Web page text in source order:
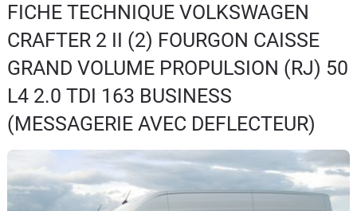
Essais
Guide
d'achat
Electriques
FICHE TECHNIQUE VOLKSWAGEN
CRAFTER 2 II (2) FOURGON CAISSE
GRAND VOLUME PROPULSION (RJ) 50
L4 2.0 TDI 163 BUSINESS
(MESSAGERIE AVEC DEFLECTEUR)